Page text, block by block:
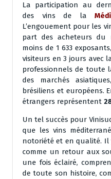
La participation au
des vins de la
L’engouement pour les
part des acheteurs du
moins de 1 633
visiteurs en 3 jours avec
professionnels de toute
des marchés
brésiliens et européens.
étrangers représentent
Un tel succès pour
que les vins
notoriété et en qualité.
comme un retour aux
une fois éclairé,
de toute son histoire,